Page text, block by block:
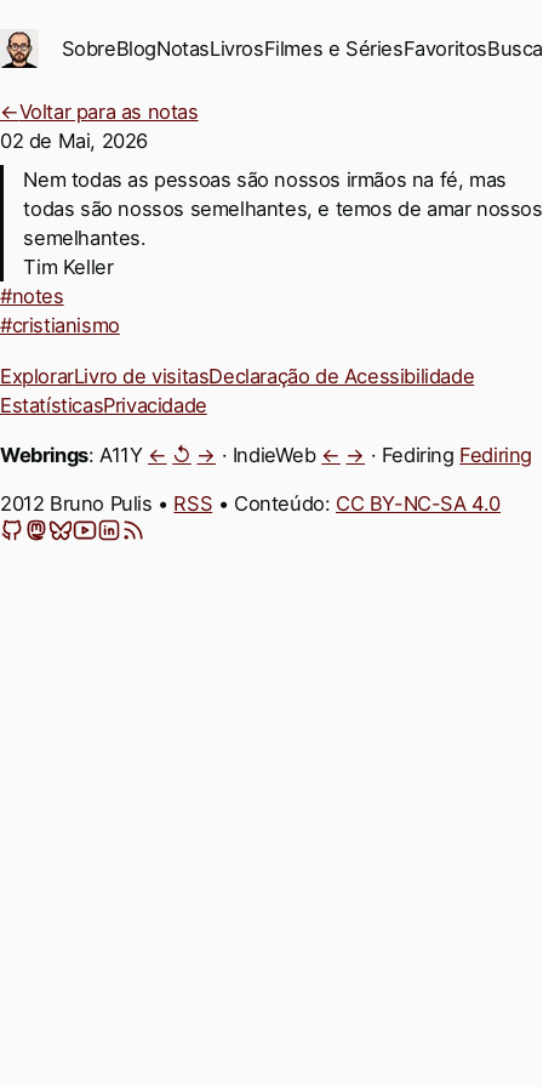
Ir para conteúdo principal
SobreBlogNotasLivrosFilmes e SériesFavoritosBusca
←Voltar para as notas
02 de Mai, 2026
Nem todas as pessoas são nossos irmãos na fé, mas
todas são nossos semelhantes, e temos de amar nossos
semelhantes.
Tim Keller
#notes
#cristianismo
ExplorarLivro de visitasDeclaração de Acessibilidade
EstatísticasPrivacidade
Webrings: A11Y ← ↺ → · IndieWeb ← → · Fediring Fediring
2012 Bruno Pulis • RSS • Conteúdo: CC BY-NC-SA 4.0
GitHub
Mastodon
Bluesky
YouTube
LinkedIn